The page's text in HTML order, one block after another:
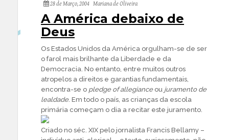
28 de Março, 2004 Mariana de Oliveira
A América debaixo de
Deus
Os Estados Unidos da América orgulham-se de ser
o farol mais brilhante da Liberdade e da
Democracia. No entanto, entre muitos outros
atropelos a direitos e garantias fundamentais,
encontra-se o pledge of allegianceou juramento de
lealdade. Em todo o país, as crianças da escola
primária começam o dia a recitar este juramento.
Criado no séc. XIX pelo jornalista Francis Bellamy –